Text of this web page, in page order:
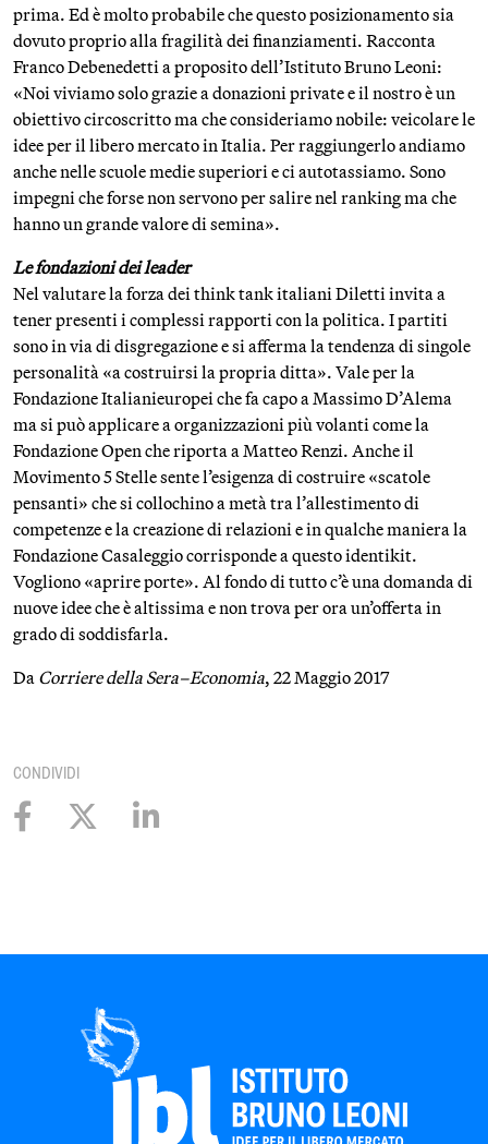
prima. Ed è molto probabile che questo posizionamento sia
dovuto proprio alla fragilità dei finanziamenti. Racconta
Franco Debenedetti a proposito dell’Istituto Bruno Leoni:
«Noi viviamo solo grazie a donazioni private e il nostro è un
obiettivo circoscritto ma che consideriamo nobile: veicolare le
idee per il libero mercato in Italia. Per raggiungerlo andiamo
anche nelle scuole medie superiori e ci autotassiamo. Sono
impegni che forse non servono per salire nel ranking ma che
hanno un grande valore di semina».
Le fondazioni dei leader
Nel valutare la forza dei think tank italiani Diletti invita a
tener presenti i complessi rapporti con la politica. I partiti
sono in via di disgregazione e si afferma la tendenza di singole
personalità «a costruirsi la propria ditta». Vale per la
Fondazione Italianieuropei che fa capo a Massimo D’Alema
ma si può applicare a organizzazioni più volanti come la
Fondazione Open che riporta a Matteo Renzi. Anche il
Movimento 5 Stelle sente l’esigenza di costruire «scatole
pensanti» che si collochino a metà tra l’allestimento di
competenze e la creazione di relazioni e in qualche maniera la
Fondazione Casaleggio corrisponde a questo identikit.
Vogliono «aprire porte». Al fondo di tutto c’è una domanda di
nuove idee che è altissima e non trova per ora un’offerta in
grado di soddisfarla.
Da Corriere della Sera–Economia, 22 Maggio 2017
CONDIVIDI